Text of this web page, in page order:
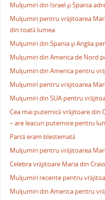
Mulţumiri din Israel şi Spania
Mulţumiri pentru vrăjitoarea
din toată lumea
Mulţumiri din Spania şi Anglia
Mulţumiri din America de Nord
Mulţumiri din America pentru
Mulţumiri pentru vrăjitoarea
Mulţumiri din SUA pentru
Cea mai puternică vrăjitoare din
– are leacuri puternice pentru
Parcă eram blestemată
Mulţumiri pentru vrăjitoarea
Celebra vrăjitoare Maria din
Mulţumiri recente pentru
Mulţumiri din America pentru